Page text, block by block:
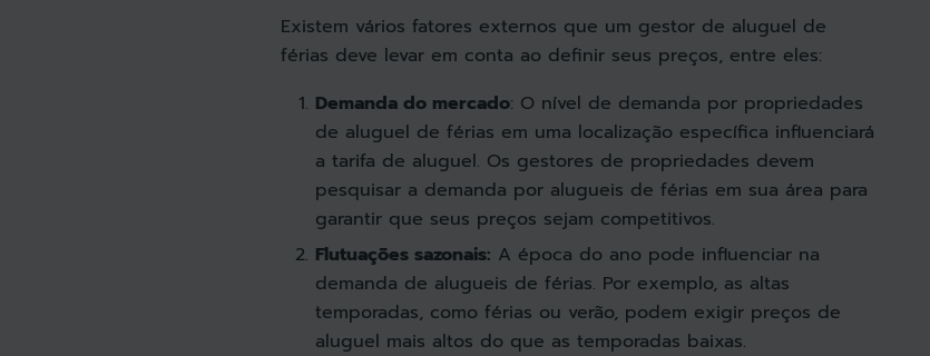
Existem vários fatores externos que um gestor de aluguel de
férias deve levar em conta ao definir seus preços, entre eles:
Demanda do mercado: O nível de demanda por propriedades
de aluguel de férias em uma localização específica influenciará
a tarifa de aluguel. Os gestores de propriedades devem
pesquisar a demanda por alugueis de férias em sua área para
garantir que seus preços sejam competitivos.
Flutuações sazonais: A época do ano pode influenciar na
demanda de alugueis de férias. Por exemplo, as altas
temporadas, como férias ou verão, podem exigir preços de
aluguel mais altos do que as temporadas baixas.